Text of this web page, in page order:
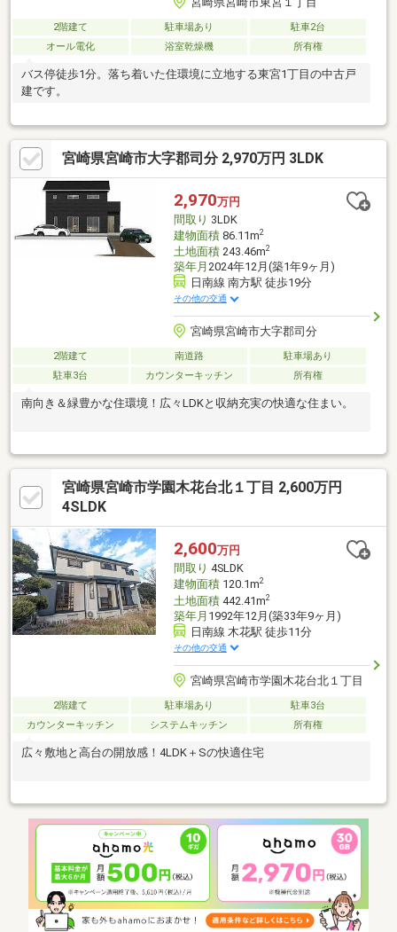
2階建て 駐車場あり
駐車2台
オール電化
浴室乾燥機 所有権
バス停徒歩1分。落ち着いた住環境に立地する東宮1丁目の中古戸
建です。
宮崎県宮崎市大字郡司分 2,970万円 3LDK
2,970万円
間取り 3LDK
建物面積86.11m2
土地面積243.46m2
築年月 2024年12月(築1年9ヶ月)
日南線 南方駅 徒歩19分
その他の交通
宮崎県宮崎市大字郡司分
2階建て 南道路
駐車場あり
駐車3台
カウンターキッチン 所有権
南向き＆緑豊かな住環境！広々LDKと収納充実の快適な住まい。
宮崎県宮崎市学園木花台北１丁目 2,600万円
4SLDK
2,600万円
間取り 4SLDK
建物面積120.1m2
土地面積442.41m2
築年月 1992年12月(築33年9ヶ月)
日南線 木花駅 徒歩11分
その他の交通
宮崎県宮崎市学園木花台北１丁目
2階建て 駐車場あり
駐車3台
カウンターキッチン
システムキッチン 所有権
広々敷地と高台の開放感！4LDK＋Sの快適住宅